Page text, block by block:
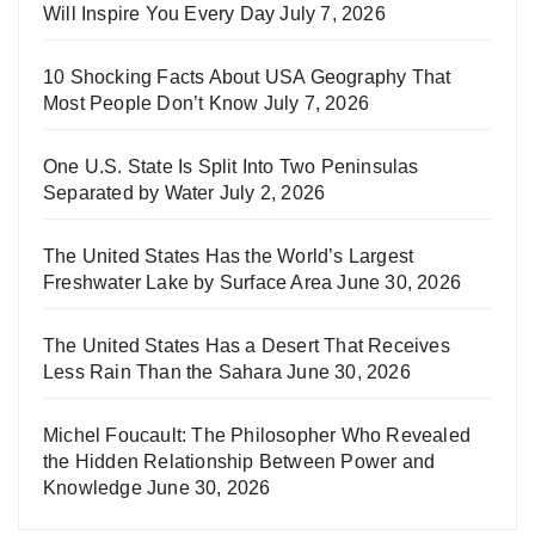
Will Inspire You Every Day July 7, 2026
10 Shocking Facts About USA Geography That
Most People Don’t Know July 7, 2026
One U.S. State Is Split Into Two Peninsulas
Separated by Water July 2, 2026
The United States Has the World’s Largest
Freshwater Lake by Surface Area June 30, 2026
The United States Has a Desert That Receives
Less Rain Than the Sahara June 30, 2026
Michel Foucault: The Philosopher Who Revealed
the Hidden Relationship Between Power and
Knowledge June 30, 2026